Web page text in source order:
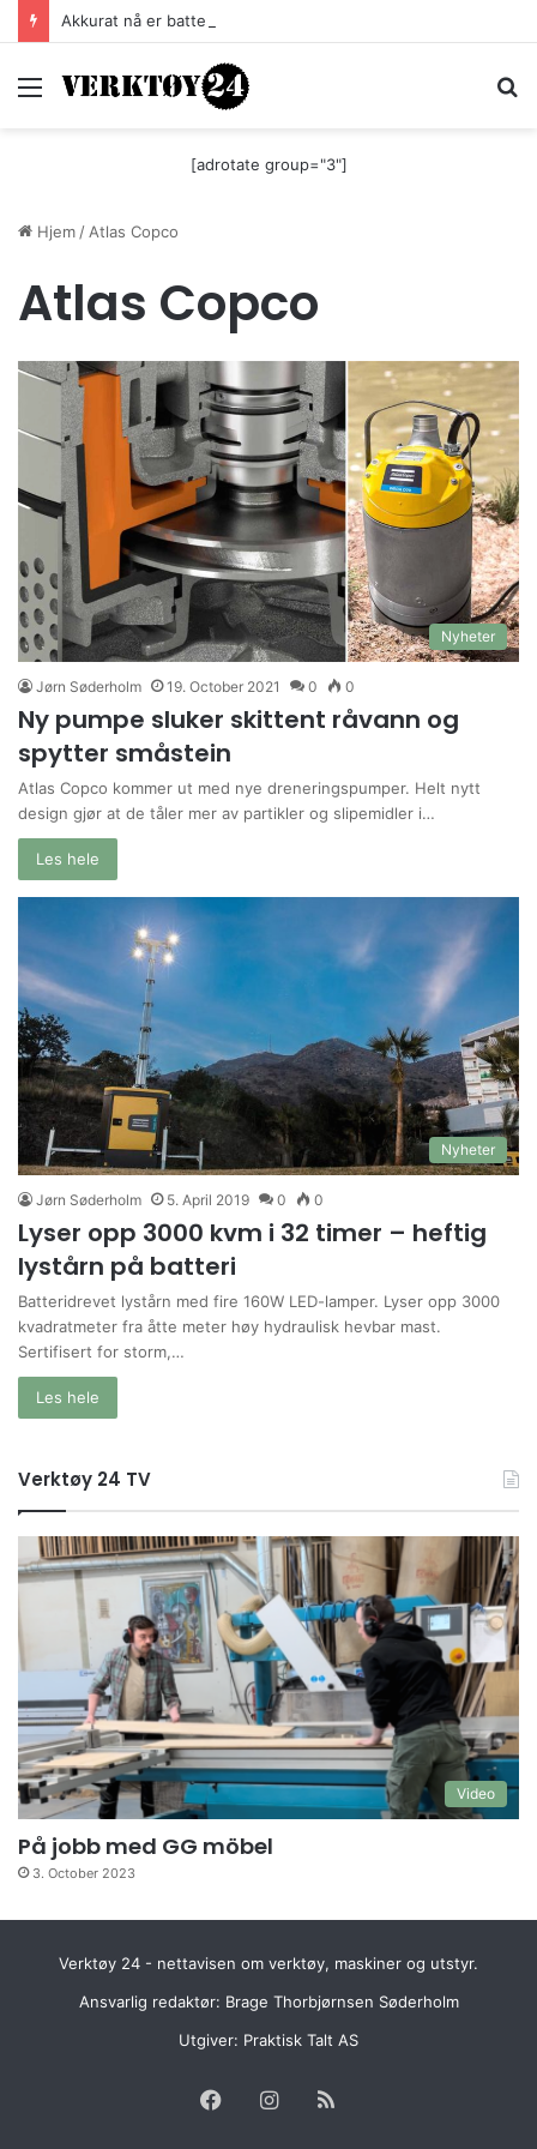
Akkurat nå er batteri-bordsaga til Festool billigere
Meny
[adrotate group="3"]
Hjem / Atlas Copco
Atlas Copco
Nyheter
Jørn Søderholm 19. October 2021 0 0
Ny pumpe sluker skittent råvann og
spytter småstein
Atlas Copco kommer ut med nye dreneringspumper. Helt nytt
design gjør at de tåler mer av partikler og slipemidler i…
Les hele
Nyheter
Jørn Søderholm 5. April 2019 0 0
Lyser opp 3000 kvm i 32 timer – heftig
lystårn på batteri
Batteridrevet lystårn med fire 160W LED-lamper. Lyser opp 3000
kvadratmeter fra åtte meter høy hydraulisk hevbar mast.
Sertifisert for storm,…
Les hele
Verktøy 24 TV
Video
På jobb med GG möbel
3. October 2023
Verktøy 24 - nettavisen om verktøy, maskiner og utstyr.
Ansvarlig redaktør: Brage Thorbjørnsen Søderholm
Utgiver: Praktisk Talt AS
FacebookInstagram
RSS